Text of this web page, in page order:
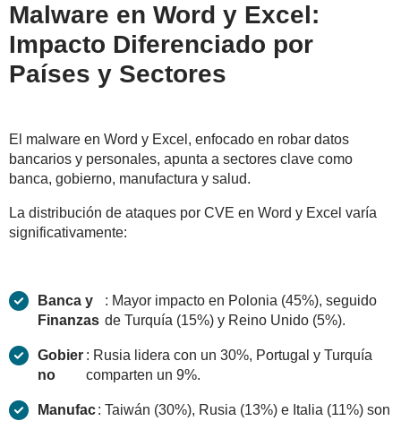
Malware en Word y Excel:
Impacto Diferenciado por
Países y Sectores
El malware en Word y Excel, enfocado en robar datos
bancarios y personales, apunta a sectores clave como
banca, gobierno, manufactura y salud.
La distribución de ataques por CVE en Word y Excel varía
significativamente:
Banca y
Finanzas
: Mayor impacto en Polonia (45%), seguido
de Turquía (15%) y Reino Unido (5%).
Gobier
no
: Rusia lidera con un 30%, Portugal y Turquía
comparten un 9%.
Manufac: Taiwán (30%), Rusia (13%) e Italia (11%) son